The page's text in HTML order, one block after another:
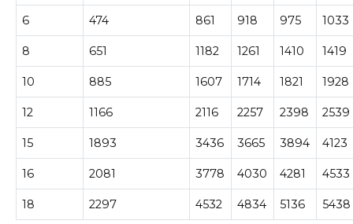
6 474 861 918 975 1033
8 651 1182 1261 1410 1419
10 885 1607 1714 1821 1928
12 1166 2116 2257 2398 2539
15 1893 3436 3665 3894 4123
16 2081 3778 4030 4281 4533
18 2297 4532 4834 5136 5438